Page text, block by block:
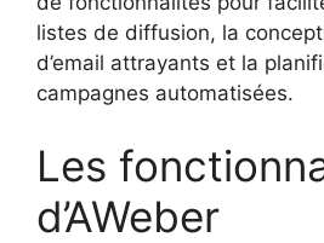
listes de diffusion, la
d’email attrayants et la
campagnes automatisées.
Les
d’AWeber